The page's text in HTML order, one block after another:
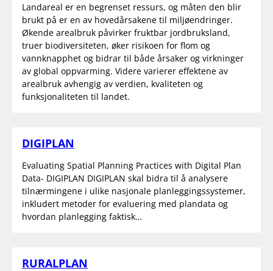
Landareal er en begrenset ressurs, og måten den blir
brukt på er en av hovedårsakene til miljøendringer.
Økende arealbruk påvirker fruktbar jordbruksland,
truer biodiversiteten, øker risikoen for flom og
vannknapphet og bidrar til både årsaker og virkninger
av global oppvarming. Videre varierer effektene av
arealbruk avhengig av verdien, kvaliteten og
funksjonaliteten til landet.
DIGIPLAN
Evaluating Spatial Planning Practices with Digital Plan
Data- DIGIPLAN DIGIPLAN skal bidra til å analysere
tilnærmingene i ulike nasjonale planleggingssystemer,
inkludert metoder for evaluering med plandata og
hvordan planlegging faktisk…
RURALPLAN